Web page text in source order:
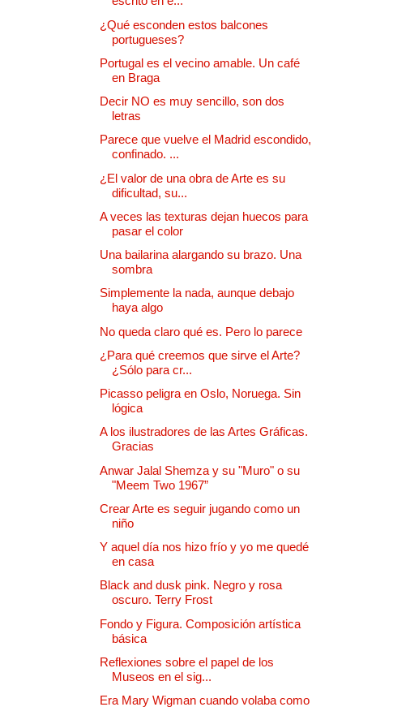
¿Qué esconden estos balcones
portugueses?
Portugal es el vecino amable. Un café
en Braga
Decir NO es muy sencillo, son dos
letras
Parece que vuelve el Madrid escondido,
confinado. ...
¿El valor de una obra de Arte es su
dificultad, su...
A veces las texturas dejan huecos para
pasar el color
Una bailarina alargando su brazo. Una
sombra
Simplemente la nada, aunque debajo
haya algo
No queda claro qué es. Pero lo parece
¿Para qué creemos que sirve el Arte?
¿Sólo para cr...
Picasso peligra en Oslo, Noruega. Sin
lógica
A los ilustradores de las Artes Gráficas.
Gracias
Anwar Jalal Shemza y su "Muro" o su
"Meem Two 1967”
Crear Arte es seguir jugando como un
niño
Y aquel día nos hizo frío y yo me quedé
en casa
Black and dusk pink. Negro y rosa
oscuro. Terry Frost
Fondo y Figura. Composición artística
básica
Reflexiones sobre el papel de los
Museos en el sig...
Era Mary Wigman cuando volaba como